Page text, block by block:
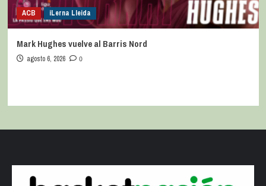
ACB iLerna Lleida
Mark Hughes vuelve al Barris Nord
agosto 6, 2026 0